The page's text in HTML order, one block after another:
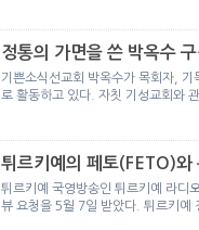
정통의 가면을 쓴 박옥수
기쁜소식선교회 박옥수가 목회자, 기
로 활동하고 있다. 자칫 기성교회와
튀르키예의 페토(FETO)와
튀르키예 국영방송인 튀르키예 라디
뷰 요청을 5월 7일 받았다. 튀르키예